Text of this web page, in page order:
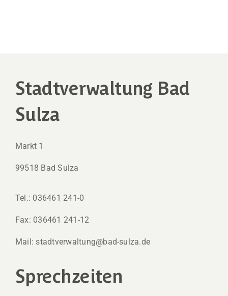
Stadtverwaltung Bad
Sulza
Markt 1
99518 Bad Sulza
Tel.: 036461 241-0
Fax: 036461 241-12
Mail: stadtverwaltung@bad-sulza.de
Sprechzeiten